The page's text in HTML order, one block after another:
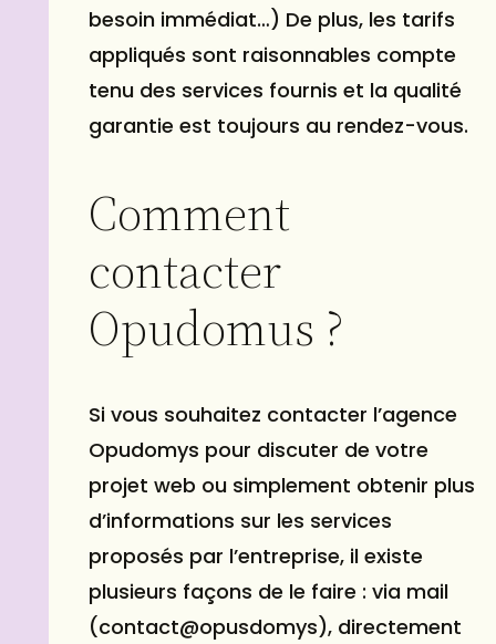
besoin immédiat…) De plus, les tarifs
appliqués sont raisonnables compte
tenu des services fournis et la qualité
garantie est toujours au rendez-vous.
Comment
contacter
Opudomus ?
Si vous souhaitez contacter l’agence
Opudomys pour discuter de votre
projet web ou simplement obtenir plus
d’informations sur les services
proposés par l’entreprise, il existe
plusieurs façons de le faire : via mail
(contact@opusdomys), directement